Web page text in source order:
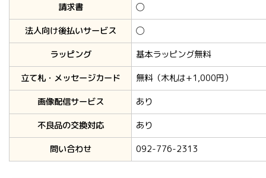
請求書
◯
法人向け後払いサービス
◯
ラッピング
基本ラッピング無料
立て札・メッセージカード
無料（木札は+1,000円）
画像配信サービス
あり
不良品の交換対応
あり
問い合わせ
092-776-2313